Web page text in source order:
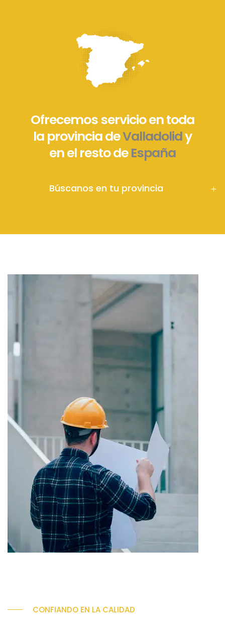
Ofrecemos servicio en toda
la provincia deValladolidy
en el resto deEspaña
Búscanos en tu provincia
CONFIANDO EN LA CALIDAD